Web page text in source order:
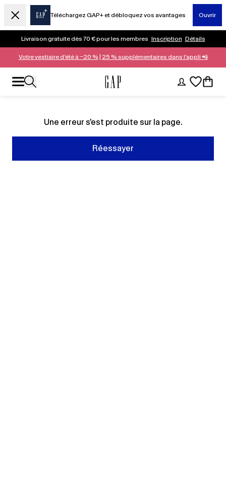
Téléchargez GAP+ et débloquez vos avantages Ouvrir
Livraison gratuite dès 70 € pour les membres Inscription Détails
Votre vestiaire d’été à −20 % 25 % supplémentaires dans l’appli 📲
Une erreur s'est produite sur la page.
Réessayer